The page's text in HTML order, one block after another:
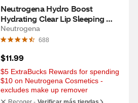
Neutrogena Hydro Boost
Hydrating Clear Lip Sleeping
Mask Tube, 0.35 oz
Neutrogena
688
$11.99
$5 ExtraBucks Rewards for spending
$10 on Neutrogena Cosmetics -
excludes make up remover